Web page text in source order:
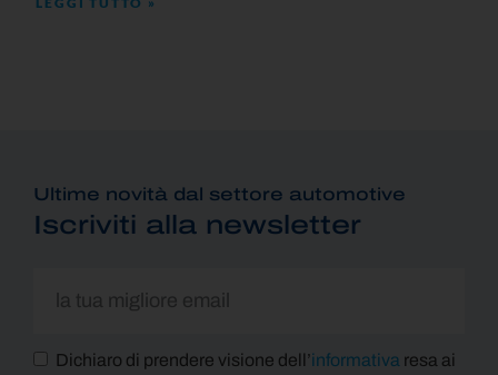
Ultime novità dal settore automotive
Iscriviti alla newsletter
Dichiaro di prendere visione dell’informativa resa ai